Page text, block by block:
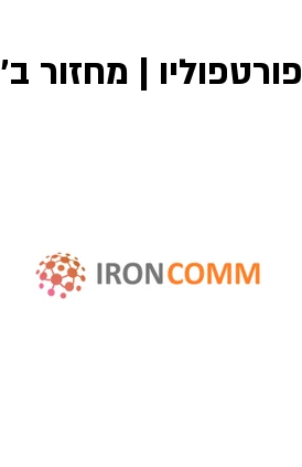
פורטפוליו | מחזור ב׳